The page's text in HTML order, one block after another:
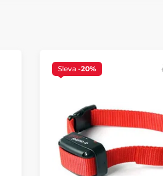
Sleva -20%